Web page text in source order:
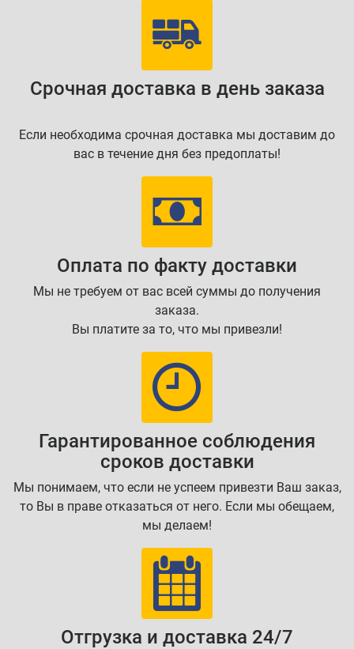
Срочная доставка в день заказа
Если необходима срочная доставка мы доставим до
вас в течение дня без предоплаты!
Оплата по факту доставки
Мы не требуем от вас всей суммы до получения
заказа.
Вы платите за то, что мы привезли!
Гарантированное соблюдения
сроков доставки
Мы понимаем, что если не успеем привезти Ваш заказ,
то Вы в праве отказаться от него. Если мы обещаем,
мы делаем!
Отгрузка и доставка 24/7